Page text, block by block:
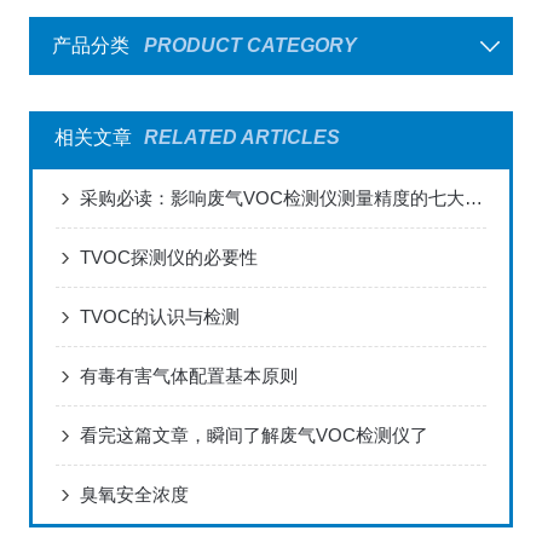
产品分类 PRODUCT CATEGORY
相关文章 RELATED ARTICLES
采购必读：影响废气VOC检测仪测量精度的七大关键因素
TVOC探测仪的必要性
TVOC的认识与检测
有毒有害气体配置基本原则
看完这篇文章，瞬间了解废气VOC检测仪了
臭氧安全浓度